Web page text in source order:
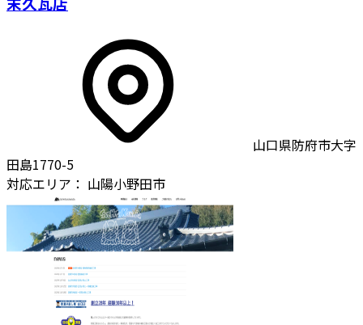
山口県防府市大字
田島1770-5
対応エリア： 山陽小野田市